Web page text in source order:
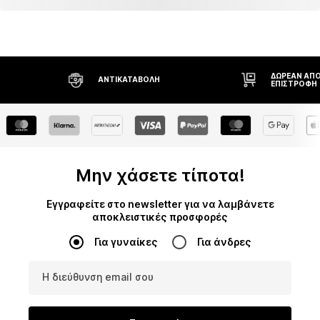
ΑΝΤΙΚΑΤΑΒΟΛΉ
ΔΩΡΕΆΝ
ΕΠΙΣΤΡΟΦΉ
Μην χάσετε τίποτα!
Εγγραφείτε στο newsletter για να λαμβάνετε
αποκλειστικές προσφορές
Για γυναίκες Για άνδρες
Η διεύθυνση email σου